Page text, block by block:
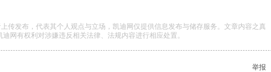
传发布，代表其个人观点与立场，凯迪网仅提供信息发布与储存服务。文章内容之真
网有权利对涉嫌违反相关法律、法规内容进行相应处置。
举报